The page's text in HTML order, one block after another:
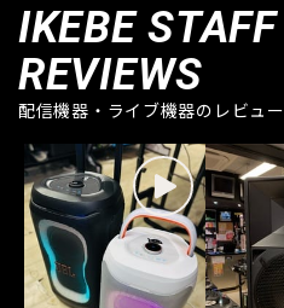
IKEBE STAFF
REVIEWS
配信機器・ライブ機器のレビュー